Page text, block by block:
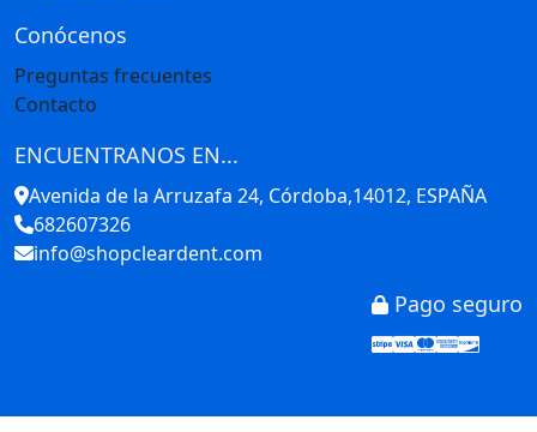
Conócenos
Preguntas frecuentes
Contacto
ENCUENTRANOS EN...
Avenida de la Arruzafa 24, Córdoba,14012, ESPAÑA
682607326
info@shopcleardent.com
Pago seguro
Stripe
Visa